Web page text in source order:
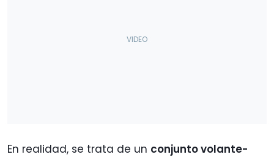
En realidad, se trata de un conjunto volante-